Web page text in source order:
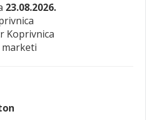
23.08.2026.
Koprivnica
marketi